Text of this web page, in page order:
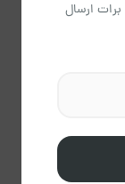
ارسال